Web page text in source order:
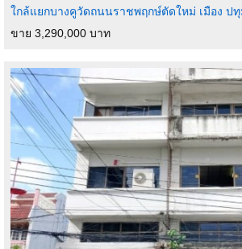
ใกล้แยกบางคูวัดถนนราชพฤกษ์ตัดใหม่ เมือง ป
ขาย 3,290,000 บาท